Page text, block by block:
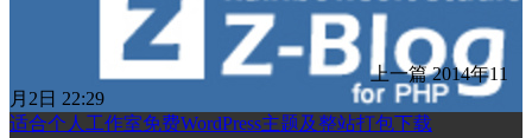
上一篇 2014年11
月2日 22:29
适合个人工作室免费WordPress主题及整站打包下载